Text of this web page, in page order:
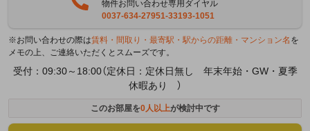
物件お問い合わせ専用ダイヤル
0037-634-27951-33193-1051
※お問い合わせの際は賃料・間取り・最寄駅・駅からの距離・マンション名 を
メモの上、ご連絡いただくとスムーズです。
受付：09:30～18:00（定休日：定休日無し 年末年始・GW・夏季
休暇あり ）
このお部屋を0人以上が検討中です